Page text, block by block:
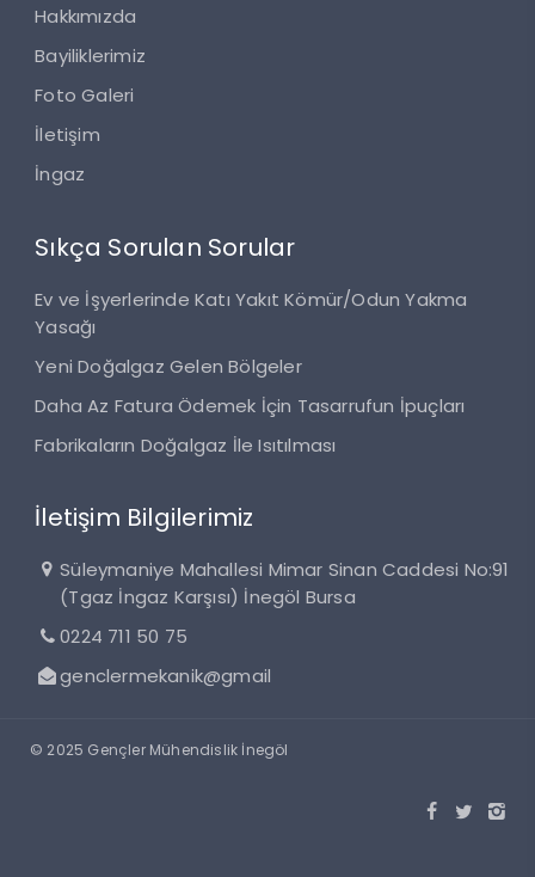
Hakkımızda
Bayiliklerimiz
Foto Galeri
İletişim
İngaz
Sıkça Sorulan Sorular
Ev ve İşyerlerinde Katı Yakıt Kömür/Odun Yakma
Yasağı
Yeni Doğalgaz Gelen Bölgeler
Daha Az Fatura Ödemek İçin Tasarrufun İpuçları
Fabrikaların Doğalgaz İle Isıtılması
İletişim Bilgilerimiz
Süleymaniye Mahallesi Mimar Sinan Caddesi No:91
(Tgaz İngaz Karşısı) İnegöl Bursa
0224 711 50 75
genclermekanik@gmail
© 2025 Gençler Mühendislik İnegöl